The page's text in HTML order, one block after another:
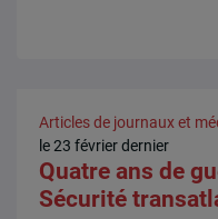
Articles de journaux et
le 23 février dernier
Quatre ans de
Sécurité